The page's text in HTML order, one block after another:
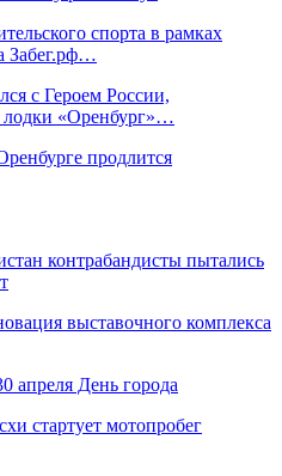
спорта в рамках
Забег.рф…
с Героем России,
«Оренбург»…
продлится
контрабандисты пытались
выставочного комплекса
апреля День города
стартует мотопробег